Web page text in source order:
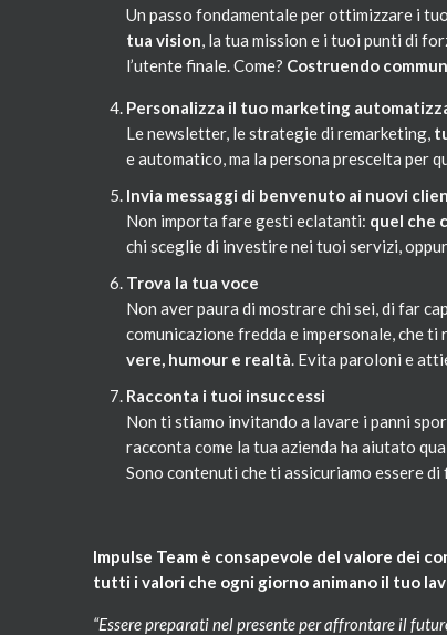
Un passo fondamentale per ottimizzare i
tua vision, la tua mission e i tuoi punti di
l’utente finale. Come? Costruendo
Personalizza il tuo marketing
Le newsletter, le strategie di remarketing,
e automatico, ma la persona prescelta per
Invia messaggi di benvenuto ai nuovi
Non importa fare gesti eclatanti: quel che
chi sceglie di investire nei tuoi servizi,
Trova la tua voce
Non aver paura di mostrare chi sei, di far
comunicazione fredda e impersonale, che
vere, humour e realtà. Evita paroloni e
Racconta i tuoi insuccessi
Non ti stiamo invitando a lavare i panni
racconta come la tua azienda ha aiutato
Sono contenuti che ti assicuriamo essere
Impulse Team è consapevole del valore dei
tutti i valori che ogni giorno animano il tuo
“Essere preparati nel presente per affrontare il